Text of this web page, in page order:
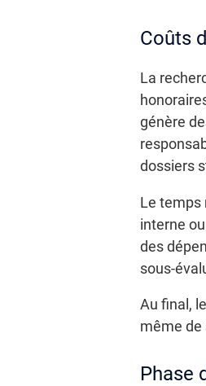
Coûts
La
génère
dossiers
Le temps
interne
des
sous-
Au final,
même de
Phase